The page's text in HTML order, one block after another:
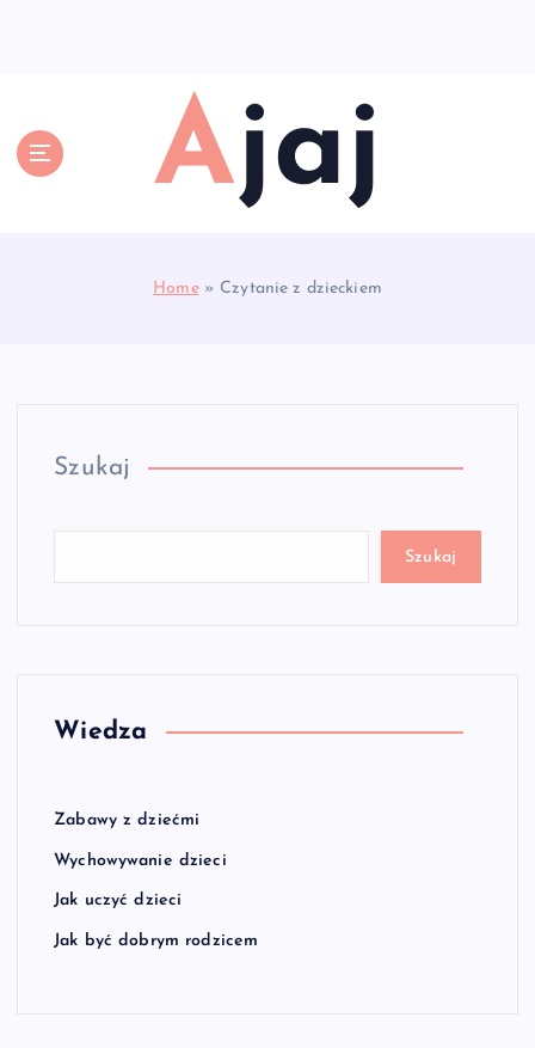
Ajaj
Home» Czytanie z dzieckiem
Szukaj
Szukaj
Wiedza
Zabawy z dziećmi
Wychowywanie dzieci
Jak uczyć dzieci
Jak być dobrym rodzicem